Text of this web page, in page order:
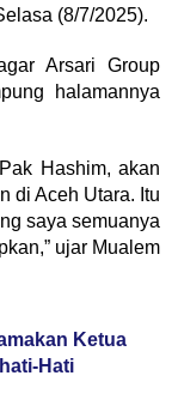
(8/7/2025).
Arsari Group
halamannya
Hashim, akan
di Aceh Utara. Itu
saya semuanya
ujar Mualem
Ketua
Hati